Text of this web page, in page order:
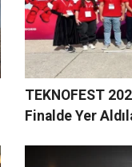
TEKNOFEST
Finalde Yer